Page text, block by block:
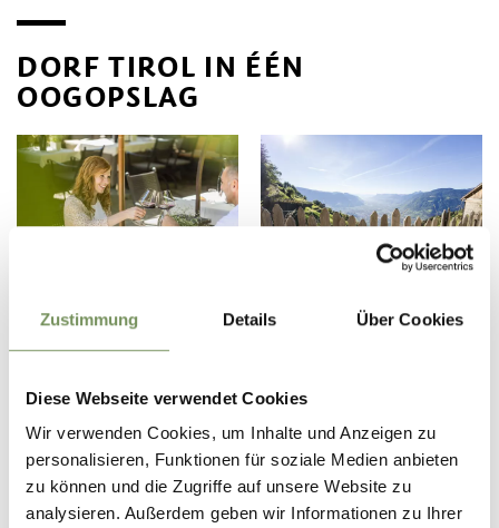
Zustimmung Details Über Cookies
Diese Webseite verwendet Cookies
Wir verwenden Cookies, um Inhalte und Anzeigen zu
personalisieren, Funktionen für soziale Medien anbieten
zu können und die Zugriffe auf unsere Website zu
analysieren. Außerdem geben wir Informationen zu Ihrer
DORF TIROL IN ÉÉN
OOGOPSLAG
STOELTJESLIFT/KABELBAAN
IN DORF TIROL